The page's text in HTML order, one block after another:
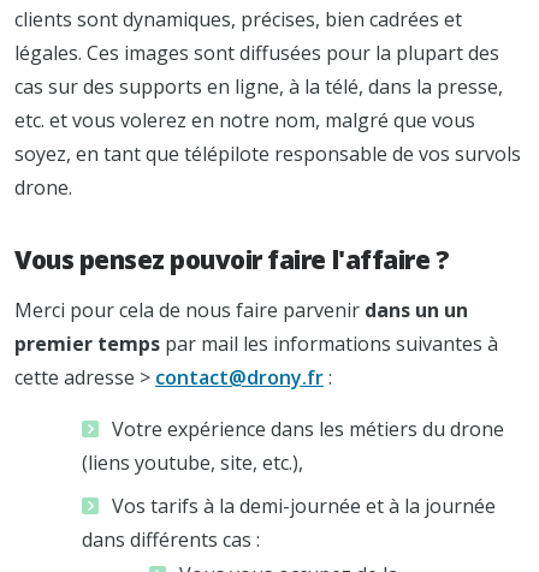
clients sont dynamiques, précises, bien cadrées et
légales. Ces images sont diffusées pour la plupart des
cas sur des supports en ligne, à la télé, dans la presse,
etc. et vous volerez en notre nom, malgré que vous
soyez, en tant que télépilote responsable de vos survols
drone.
Vous pensez pouvoir faire l'affaire ?
Merci pour cela de nous faire parvenir dans un un
premier temps par mail les informations suivantes à
cette adresse > contact@drony.fr:
Votre expérience dans les métiers du drone
(liens youtube, site, etc.),
Vos tarifs à la demi-journée et à la journée
dans différents cas :